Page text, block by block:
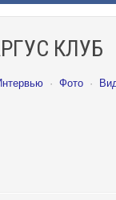
КЛУБ
· Фото ·